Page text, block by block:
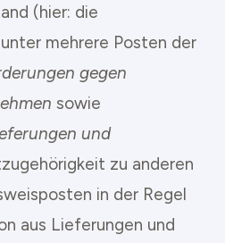
(hier: die
mehrere Posten der
gegen
sowie
und
zu anderen
in der Regel
aus Lieferungen und